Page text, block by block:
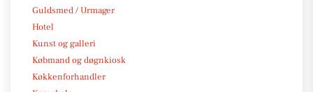
Guldsmed / Urmager
Hotel
Kunst og galleri
Købmand og døgnkiosk
Køkkenforhandler